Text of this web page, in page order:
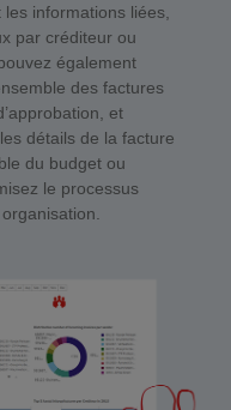
informations liées,
par créditeur ou
également
des factures
et
détails de la facture
du budget ou
le processus